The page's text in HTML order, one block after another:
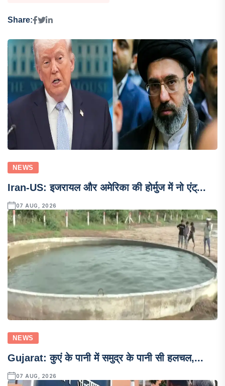
Share:
NEWS
Iran-US: इजरायल और अमेरिका की होर्मुज में नो एंट्...
07 AUG, 2026
NEWS
Gujarat: कुएं के पानी में समुद्र के पानी सी हलचल,...
07 AUG, 2026